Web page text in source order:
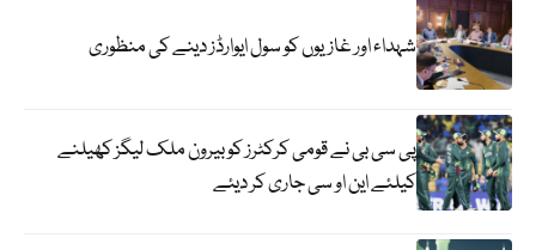
شہداء اور غازیوں کو سول ایوارڈز دینے کی منظوری
پی سی بی نے قومی کرکٹرز کو بیرون ملک لیگز کھیلنے
کیلئے این او سی جاری کر دیئے